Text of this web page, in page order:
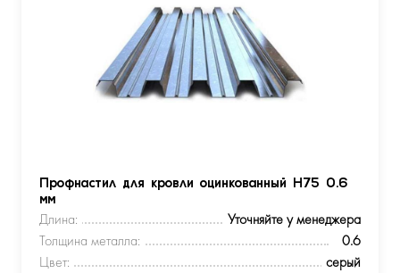
Профнастил для кровли оцинкованный Н75 0.6
мм
Длина:
Уточняйте у менеджера
Толщина металла:
0.6
Цвет:
серый